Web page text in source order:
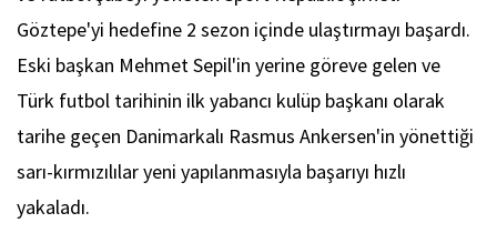
Göztepe'yi hedefine 2 sezon içinde ulaştırmayı başardı.
Eski başkan Mehmet Sepil'in yerine göreve gelen ve
Türk futbol tarihinin ilk yabancı kulüp başkanı olarak
tarihe geçen Danimarkalı Rasmus Ankersen'in yönettiği
sarı-kırmızılılar yeni yapılanmasıyla başarıyı hızlı
yakaladı.